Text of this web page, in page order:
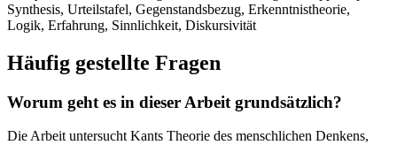
Synthesis, Urteilstafel, Gegenstandsbezug, Erkenntnistheorie,
Logik, Erfahrung, Sinnlichkeit, Diskursivität
Häufig gestellte Fragen
Worum geht es in dieser Arbeit grundsätzlich?
Die Arbeit untersucht Kants Theorie des menschlichen Denkens,